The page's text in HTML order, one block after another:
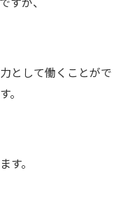
として働くことがで
。
す。